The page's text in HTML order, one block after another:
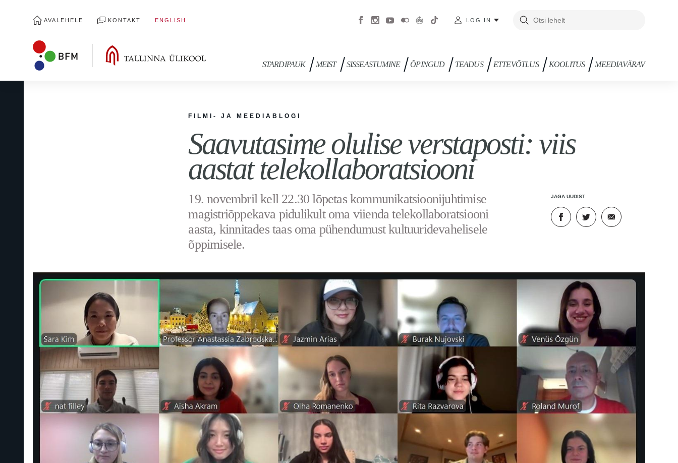
AVALEHELE KONTAKT ENGLISH LOG IN
STARDIPAUK MEIST SISSEASTUMINE ÕPINGUD TEADUS ETTEVÕTLUS KOOLITUS MEEDIAVÄRAV
FILMI- JA MEEDIABLOGI
Saavutasime olulise verstaposti: viis
aastat telekollaboratsiooni
19. novembril kell 22.30 lõpetas kommunikatsioonijuhtimise
magistriõppekava pidulikult oma viienda telekollaboratsiooni
aasta, kinnitades taas oma pühendumust kultuuridevahelisele
õppimisele.
JAGA UUDIST